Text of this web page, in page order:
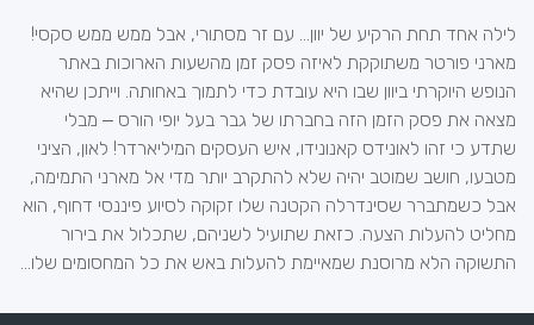
לילה אחד תחת הרקיע של יוון... עם זר מסתורי, אבל ממש ממש סקסי!
מארני פורטר משתוקקת לאיזה פסק זמן מהשעות הארוכות באתר
הנופש היוקרתי ביוון שבו היא עובדת כדי לתמוך באחותה. וייתכן שהיא
מצאה את פסק הזמן הזה בחברתו של גבר בעל יופי הורס ‒ מבלי
שתדע כי זהו לאונידס קאנונידו, איש העסקים המיליארדר! לאון, הציני
מטבעו, חושב שמוטב יהיה שלא להתקרב יותר מדי אל מארני התמימה,
אבל כשמתברר שסינדרלה הקטנה שלו זקוקה לסיוע פיננסי דחוף, הוא
מחליט להעלות הצעה. כזאת שתועיל לשניהם, שתכלול את בירור
התשוקה הלא מרוסנת שמאיימת להעלות באש את כל המחסומים שלו...